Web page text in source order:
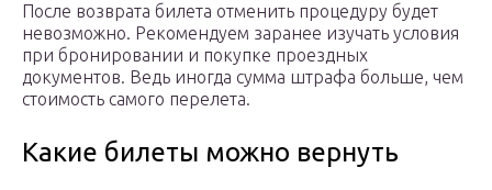
После возврата билета отменить процедуру будет
невозможно. Рекомендуем заранее изучать условия
при бронировании и покупке проездных
документов. Ведь иногда сумма штрафа больше, чем
стоимость самого перелета.
Какие билеты можно вернуть